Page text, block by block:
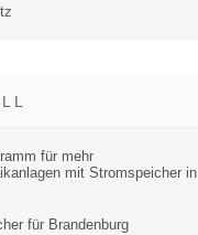
für mehr
mit Stromspeicher in
für Brandenburg